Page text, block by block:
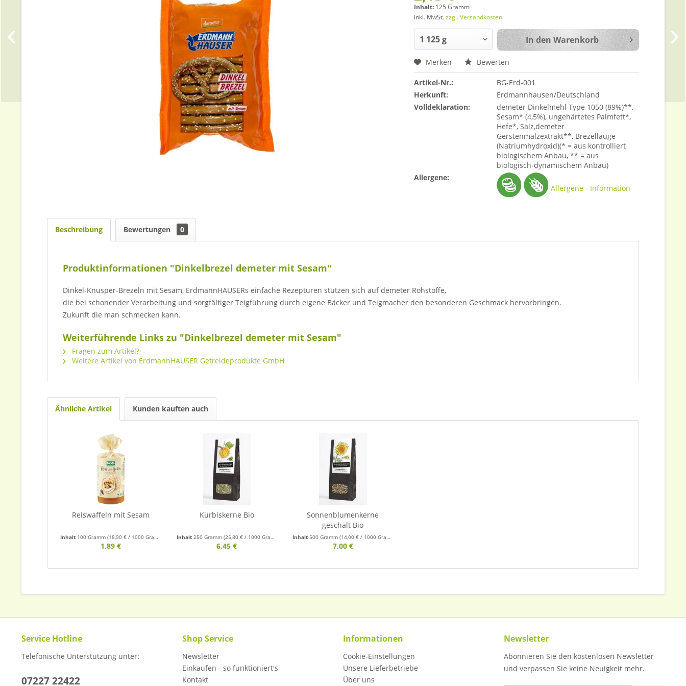
Inhalt: 125 Gramm
inkl. MwSt.zzgl. Versandkosten
In den Warenkorb
Merken Bewerten
Artikel-Nr.:
BG-Erd-001
Herkunft:
Erdmannhausen/Deutschland
Volldeklaration:
demeter Dinkelmehl Type 1050 (89%)**,
Sesam* (4,5%), ungehärtetes Palmfett*,
Hefe*, Salz,demeter
Gerstenmalzextrakt**, Brezellauge
(Natriumhydroxid)(* = aus kontrolliert
biologischem Anbau, ** = aus
biologisch-dynamischem Anbau)
Allergene:
Allergene - Information
Beschreibung Bewertungen 0
Produktinformationen "Dinkelbrezel demeter mit Sesam"
Dinkel-Knusper-Brezeln mit Sesam, ErdmannHAUSERs einfache Rezepturen stützen sich auf demeter Rohstoffe,
die bei schonender Verarbeitung und sorgfältiger Teigführung durch eigene Bäcker und Teigmacher den besonderen Geschmack hervorbringen.
Zukunft die man schmecken kann.
Weiterführende Links zu "Dinkelbrezel demeter mit Sesam"
Fragen zum Artikel?
Weitere Artikel von ErdmannHAUSER Getreideprodukte GmbH
Ähnliche Artikel Kunden kauften auch
Reiswaffeln mit Sesam
Inhalt 100 Gramm (18,90 € / 1000 Gramm)
1,89 €
Kürbiskerne Bio
Inhalt 250 Gramm (25,80 € / 1000 Gramm)
6,45 €
Sonnenblumenkerne
geschält Bio
Inhalt500 Gramm(14,00 € / 1000 Gramm)
7,00 €
Service Hotline
Telefonische Unterstützung unter:
07227 22422
Shop Service
Newsletter
Einkaufen - so funktioniert's
Kontakt
Informationen
Cookie-Einstellungen
Unsere Lieferbetriebe
Über uns
Newsletter
Abonnieren Sie den kostenlosen Newsletter
und verpassen Sie keine Neuigkeit mehr.